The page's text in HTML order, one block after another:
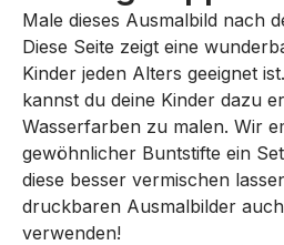
Male dieses Ausmalbild nach
Diese Seite zeigt eine
Kinder jeden Alters geeignet
kannst du deine Kinder dazu
Wasserfarben zu malen. Wir
gewöhnlicher Buntstifte ein
diese besser vermischen
druckbaren Ausmalbilder
verwenden!